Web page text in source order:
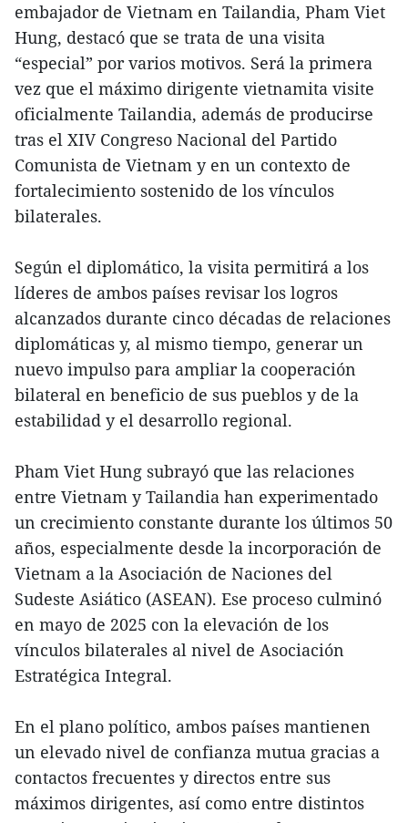
embajador de Vietnam en Tailandia, Pham Viet
Hung, destacó que se trata de una visita
“especial” por varios motivos. Será la primera
vez que el máximo dirigente vietnamita visite
oficialmente Tailandia, además de producirse
tras el XIV Congreso Nacional del Partido
Comunista de Vietnam y en un contexto de
fortalecimiento sostenido de los vínculos
bilaterales.
Según el diplomático, la visita permitirá a los
líderes de ambos países revisar los logros
alcanzados durante cinco décadas de relaciones
diplomáticas y, al mismo tiempo, generar un
nuevo impulso para ampliar la cooperación
bilateral en beneficio de sus pueblos y de la
estabilidad y el desarrollo regional.
Pham Viet Hung subrayó que las relaciones
entre Vietnam y Tailandia han experimentado
un crecimiento constante durante los últimos 50
años, especialmente desde la incorporación de
Vietnam a la Asociación de Naciones del
Sudeste Asiático (ASEAN). Ese proceso culminó
en mayo de 2025 con la elevación de los
vínculos bilaterales al nivel de Asociación
Estratégica Integral.
En el plano político, ambos países mantienen
un elevado nivel de confianza mutua gracias a
contactos frecuentes y directos entre sus
máximos dirigentes, así como entre distintos